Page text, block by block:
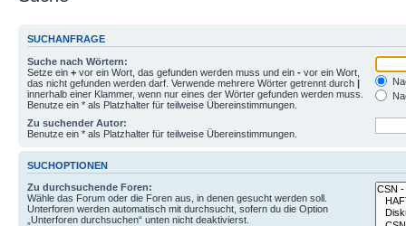
SUCHANFRAGE
Suche nach Wörtern:
Setze ein + vor ein Wort, das gefunden werden muss und ein - vor ein Wort,
das nicht gefunden werden darf. Verwende mehrere Wörter getrennt durch |
innerhalb einer Klammer, wenn nur eines der Wörter gefunden werden muss.
Benutze ein * als Platzhalter für teilweise Übereinstimmungen.
Zu suchender Autor:
Benutze ein * als Platzhalter für teilweise Übereinstimmungen.
SUCHOPTIONEN
Zu durchsuchende Foren:
Wähle das Forum oder die Foren aus, in denen gesucht werden soll.
Unterforen werden automatisch mit durchsucht, sofern du die Option
„Unterforen durchsuchen“ unten nicht deaktivierst.